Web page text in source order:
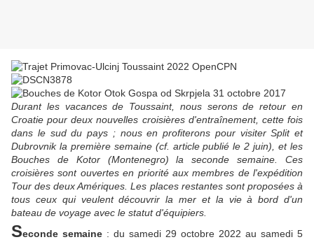
Durant les vacances de Toussaint, nous serons de retour en
Croatie pour deux nouvelles croisières d'entraînement, cette fois
dans le sud du pays ; nous en profiterons pour visiter Split et
Dubrovnik la première semaine (cf. article publié le 2 juin), et les
Bouches de Kotor (Montenegro) la seconde semaine. Ces
croisières sont ouvertes en priorité aux membres de l'expédition
Tour des deux Amériques. Les places restantes sont proposées à
tous ceux qui veulent découvrir la mer et la vie à bord d'un
bateau de voyage avec le statut d'équipiers.
Seconde semaine : du samedi 29 octobre 2022 au samedi 5